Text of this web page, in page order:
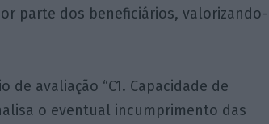
parte dos beneficiários, valorizando-
avaliação “C1. Capacidade de
o eventual incumprimento das